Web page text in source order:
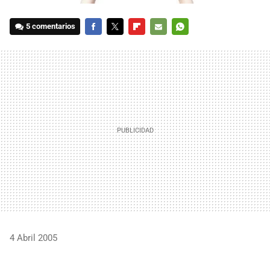
5 comentarios
MAIL
4 Abril 2005